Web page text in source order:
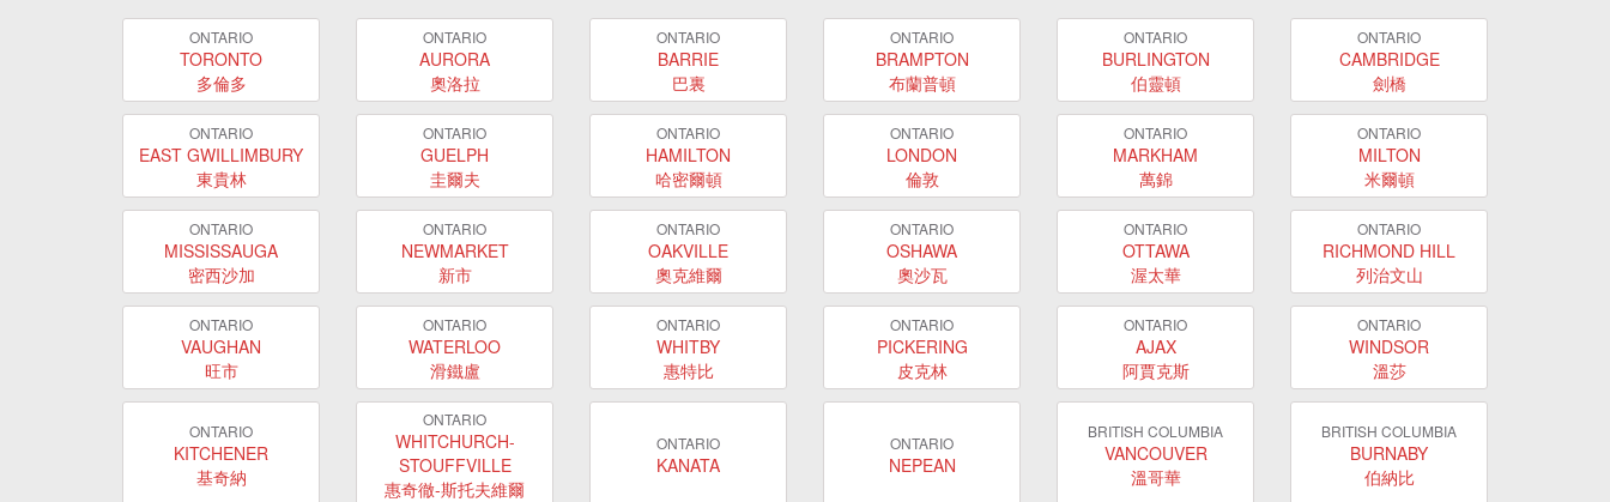
ONTARIO
TORONTO
多倫多
ONTARIO
AURORA
奧洛拉
ONTARIO
BARRIE
巴裏
ONTARIO
BRAMPTON
布蘭普頓
ONTARIO
BURLINGTON
伯靈頓
ONTARIO
CAMBRIDGE
劍橋
ONTARIO
EAST GWILLIMBURY
東貴林
ONTARIO
GUELPH
圭爾夫
ONTARIO
HAMILTON
哈密爾頓
ONTARIO
LONDON
倫敦
ONTARIO
MARKHAM
萬錦
ONTARIO
MILTON
米爾頓
ONTARIO
MISSISSAUGA
密西沙加
ONTARIO
NEWMARKET
新市
ONTARIO
OAKVILLE
奧克維爾
ONTARIO
OSHAWA
奧沙瓦
ONTARIO
OTTAWA
渥太華
ONTARIO
RICHMOND HILL
列治文山
ONTARIO
VAUGHAN
旺市
ONTARIO
WATERLOO
滑鐵盧
ONTARIO
WHITBY
惠特比
ONTARIO
PICKERING
皮克林
ONTARIO
AJAX
阿賈克斯
ONTARIO
WINDSOR
溫莎
ONTARIO
KITCHENER
基奇納
ONTARIO
WHITCHURCH-
STOUFFVILLE
惠奇徹-斯托夫維爾
ONTARIO
KANATA
ONTARIO
NEPEAN
BRITISH COLUMBIA
VANCOUVER
溫哥華
BRITISH COLUMBIA
BURNABY
伯納比